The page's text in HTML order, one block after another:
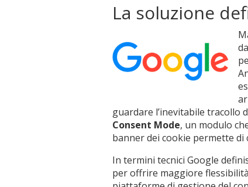
La soluzione
guardare l’inevitabile tracollo
Consent Mode, un modulo
banner dei cookie permette
In termini tecnici Google
per offrire maggiore